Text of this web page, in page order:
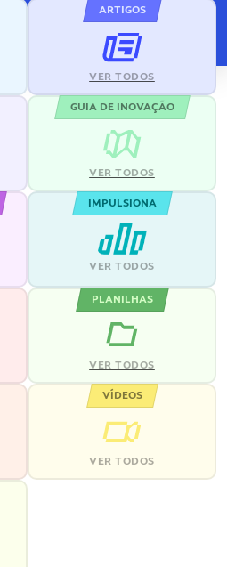
ARTIGOS
VER TODOS
GUIA DE INOVAÇÃO
VER TODOS
IMPULSIONA
VER TODOS
PLANILHAS
VER TODOS
VÍDEOS
VER TODOS